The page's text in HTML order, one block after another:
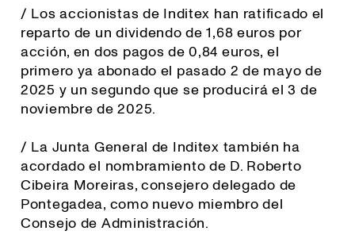
/ Los accionistas de Inditex han ratificado el
reparto de un dividendo de 1,68 euros por
acción, en dos pagos de 0,84 euros, el
primero ya abonado el pasado 2 de mayo de
2025 y un segundo que se producirá el 3 de
noviembre de 2025.
/ La Junta General de Inditex también ha
acordado el nombramiento de D. Roberto
Cibeira Moreiras, consejero delegado de
Pontegadea, como nuevo miembro del
Consejo de Administración.